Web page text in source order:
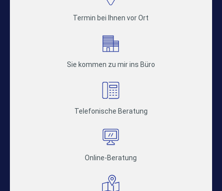
Termin bei Ihnen vor Ort
Sie kommen zu mir ins Büro
Telefonische Beratung
Online-Beratung